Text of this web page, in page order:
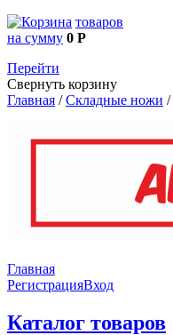
товаров
на сумму 0 Р
Перейти
Свернуть корзину
Главная /Складные ножи /
Главная
РегистрацияВход
Каталог товаров